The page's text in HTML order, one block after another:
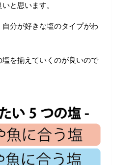
と思います。
分が好きな塩のタイプがわ
を揃えていくのが良いので